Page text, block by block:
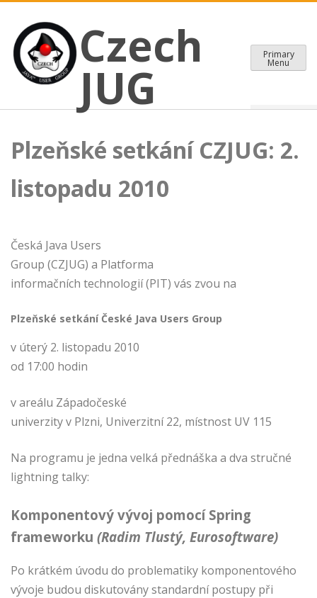
content
Czech JUG
CZECH JAVA USER GROUP
Czech
JUG
Primary
Menu
Plzeňské setkání CZJUG: 2.
listopadu 2010
Česká Java Users
Group (CZJUG) a Platforma
informačních technologií (PIT) vás zvou na
Plzeňské setkání České Java Users Group
v úterý 2. listopadu 2010
od 17:00 hodin
v areálu Západočeské
univerzity v Plzni, Univerzitní 22, místnost UV 115
Na programu je jedna velká přednáška a dva stručné
lightning talky:
Komponentový vývoj pomocí Spring
frameworku (Radim Tlustý, Eurosoftware)
Po krátkém úvodu do problematiky komponentového
vývoje budou diskutovány standardní postupy při